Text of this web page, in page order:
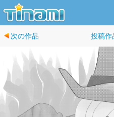
次の作品 投稿作